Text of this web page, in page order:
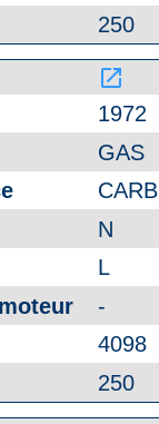
250
launch
1972
GAS
CARB
N
L
-
4098
250